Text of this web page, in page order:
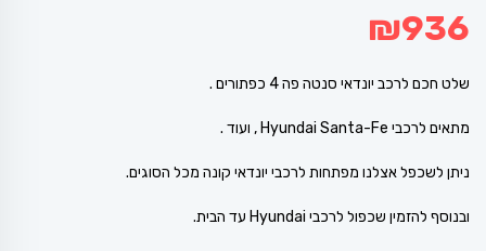
₪936
שלט חכם לרכב יונדאי סנטה פה 4 כפתורים .
מתאים לרכבי Hyundai Santa-Fe , ועוד .
ניתן לשכפל אצלנו מפתחות לרכבי יונדאי קונה מכל הסוגים.
ובנוסף להזמין שכפול לרכבי Hyundai עד הבית.